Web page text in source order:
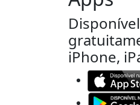
Disponível
iPhone,